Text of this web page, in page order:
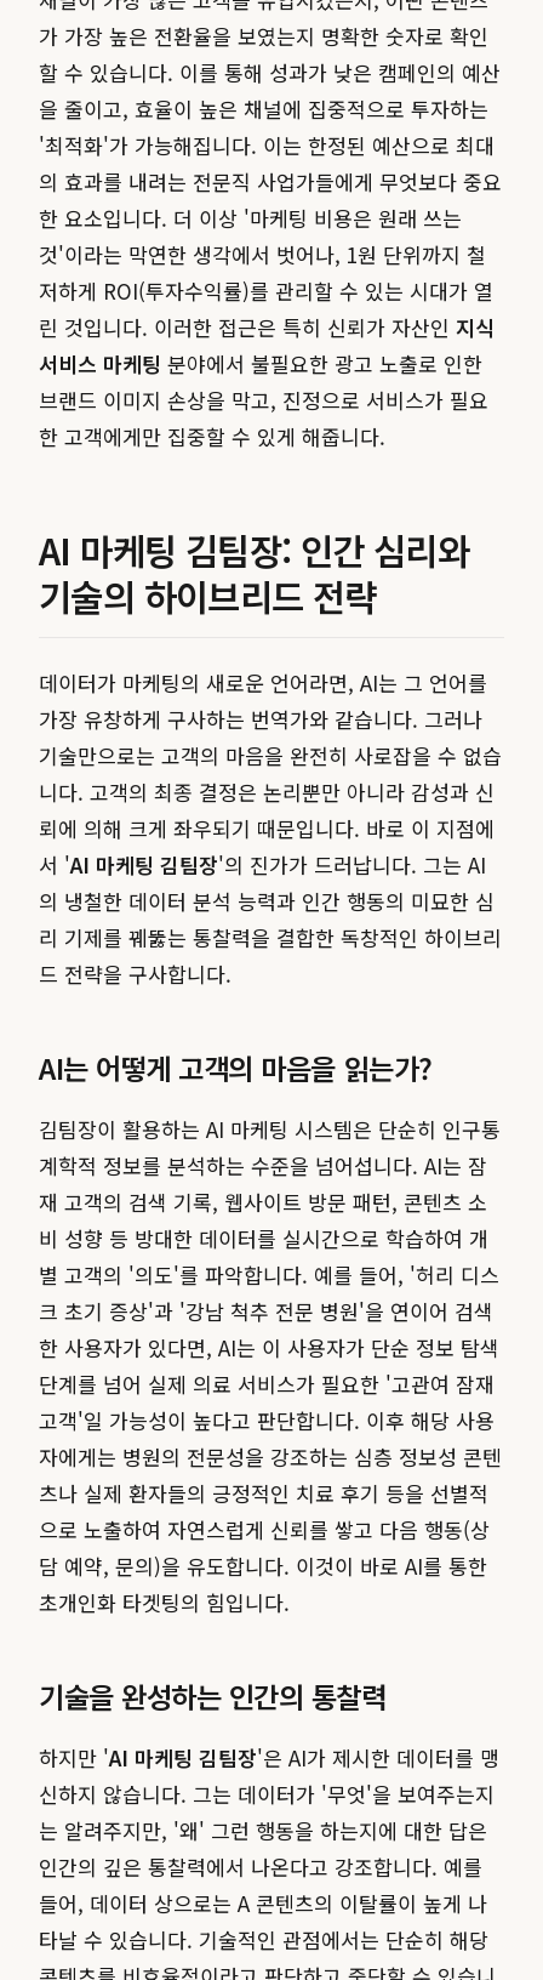
가 가장 높은 전환율을 보였는지 명확한 숫자로 확인
할 수 있습니다. 이를 통해 성과가 낮은 캠페인의 예산
을 줄이고, 효율이 높은 채널에 집중적으로 투자하는
'최적화'가 가능해집니다. 이는 한정된 예산으로 최대
의 효과를 내려는 전문직 사업가들에게 무엇보다 중요
한 요소입니다. 더 이상 '마케팅 비용은 원래 쓰는
것'이라는 막연한 생각에서 벗어나, 1원 단위까지 철
저하게 ROI(투자수익률)를 관리할 수 있는 시대가 열
린 것입니다. 이러한 접근은 특히 신뢰가 자산인 지식
서비스 마케팅 분야에서 불필요한 광고 노출로 인한
브랜드 이미지 손상을 막고, 진정으로 서비스가 필요
한 고객에게만 집중할 수 있게 해줍니다.
AI 마케팅 김팀장: 인간 심리와
기술의 하이브리드 전략
데이터가 마케팅의 새로운 언어라면, AI는 그 언어를
가장 유창하게 구사하는 번역가와 같습니다. 그러나
기술만으로는 고객의 마음을 완전히 사로잡을 수 없습
니다. 고객의 최종 결정은 논리뿐만 아니라 감성과 신
뢰에 의해 크게 좌우되기 때문입니다. 바로 이 지점에
서 'AI 마케팅 김팀장'의 진가가 드러납니다. 그는 AI
의 냉철한 데이터 분석 능력과 인간 행동의 미묘한 심
리 기제를 꿰뚫는 통찰력을 결합한 독창적인 하이브리
드 전략을 구사합니다.
AI는 어떻게 고객의 마음을 읽는가?
김팀장이 활용하는 AI 마케팅 시스템은 단순히 인구통
계학적 정보를 분석하는 수준을 넘어섭니다. AI는 잠
재 고객의 검색 기록, 웹사이트 방문 패턴, 콘텐츠 소
비 성향 등 방대한 데이터를 실시간으로 학습하여 개
별 고객의 '의도'를 파악합니다. 예를 들어, '허리 디스
크 초기 증상'과 '강남 척추 전문 병원'을 연이어 검색
한 사용자가 있다면, AI는 이 사용자가 단순 정보 탐색
단계를 넘어 실제 의료 서비스가 필요한 '고관여 잠재
고객'일 가능성이 높다고 판단합니다. 이후 해당 사용
자에게는 병원의 전문성을 강조하는 심층 정보성 콘텐
츠나 실제 환자들의 긍정적인 치료 후기 등을 선별적
으로 노출하여 자연스럽게 신뢰를 쌓고 다음 행동(상
담 예약, 문의)을 유도합니다. 이것이 바로 AI를 통한
초개인화 타겟팅의 힘입니다.
기술을 완성하는 인간의 통찰력
하지만 'AI 마케팅 김팀장'은 AI가 제시한 데이터를 맹
신하지 않습니다. 그는 데이터가 '무엇'을 보여주는지
는 알려주지만, '왜' 그런 행동을 하는지에 대한 답은
인간의 깊은 통찰력에서 나온다고 강조합니다. 예를
들어, 데이터 상으로는 A 콘텐츠의 이탈률이 높게 나
타날 수 있습니다. 기술적인 관점에서는 단순히 해당